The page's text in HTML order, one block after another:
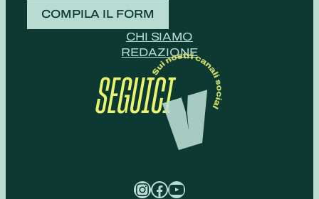
COMPILA IL FORM
CHI SIAMO
REDAZIONE
SEGUICI
InstagramFacebook YouTube